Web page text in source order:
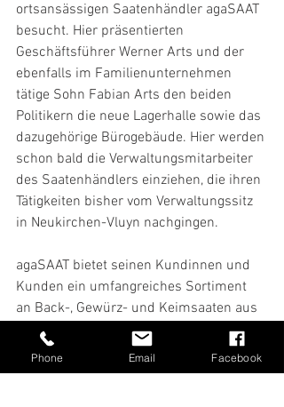
ortsansässigen Saatenhändler agaSAAT
besucht. Hier präsentierten
Geschäftsführer Werner Arts und der
ebenfalls im Familienunternehmen
tätige Sohn Fabian Arts den beiden
Politikern die neue Lagerhalle sowie das
dazugehörige Bürogebäude. Hier werden
schon bald die Verwaltungsmitarbeiter
des Saatenhändlers einziehen, die ihren
Tätigkeiten bisher vom Verwaltungssitz
in Neukirchen-Vluyn nachgingen.
agaSAAT bietet seinen Kundinnen und
Kunden ein umfangreiches Sortiment
an Back-, Gewürz- und Keimsaaten aus
aller Welt zu höchster Güte. Mit dem
breit aufgestellten Sortiment in
konventioneller und Bio-Qualität werden
Phone Email Facebook